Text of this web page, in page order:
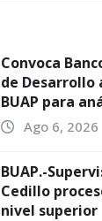
Convoca
de
BUAP para
Ago 6, 2026
BUAP.-
Cedillo
nivel superior